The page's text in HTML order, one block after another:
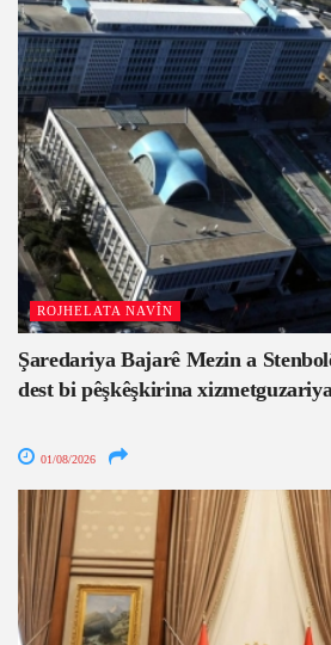
ROJHELATA NAVÎN
Şaredariya Bajarê Mezin a
dest bi pêşkêşkirina
01/08/2026